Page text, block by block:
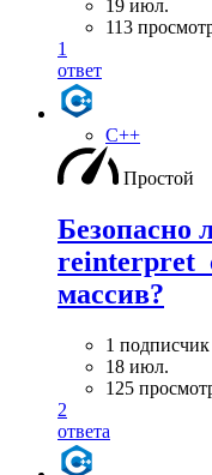
19 июл.
113
1
ответ
C++
Простой
Безопасно
массив?
1 подписчик
18 июл.
125
2
ответа